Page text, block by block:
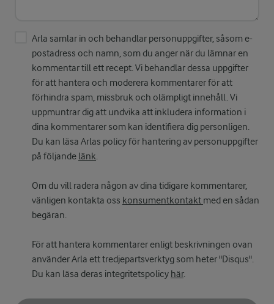
Arla samlar in och behandlar personuppgifter, såsom e-
postadress och namn, som du anger när du lämnar en
kommentar till ett recept. Vi behandlar dessa uppgifter
för att hantera och moderera kommentarer för att
förhindra spam, missbruk och olämpligt innehåll. Vi
uppmuntrar dig att undvika att inkludera information i
dina kommentarer som kan identifiera dig personligen.
Du kan läsa Arlas policy för hantering av personuppgifter
på följande länk.
Om du vill radera någon av dina tidigare kommentarer,
vänligen kontakta oss konsumentkontakt med en sådan
begäran.
För att hantera kommentarer enligt beskrivningen ovan
använder Arla ett tredjepartsverktyg som heter "Disqus".
Du kan läsa deras integritetspolicy här.